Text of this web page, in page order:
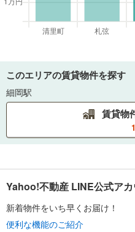
このエリアの賃貸物件を探す
細岡駅
賃貸物
1
Yahoo!不動産 LINE公式アカ
新着物件をいち早くお届け！
便利な機能のご紹介